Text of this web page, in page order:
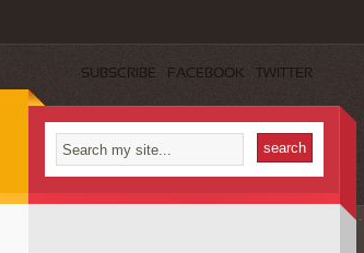
SUBSCRIBE FACEBOOK TWITTER